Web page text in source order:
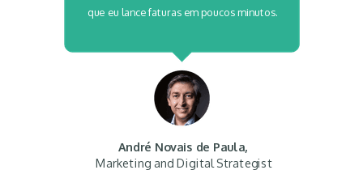
que eu lance faturas em poucos minutos.
André Novais de Paula,
Marketing and Digital Strategist